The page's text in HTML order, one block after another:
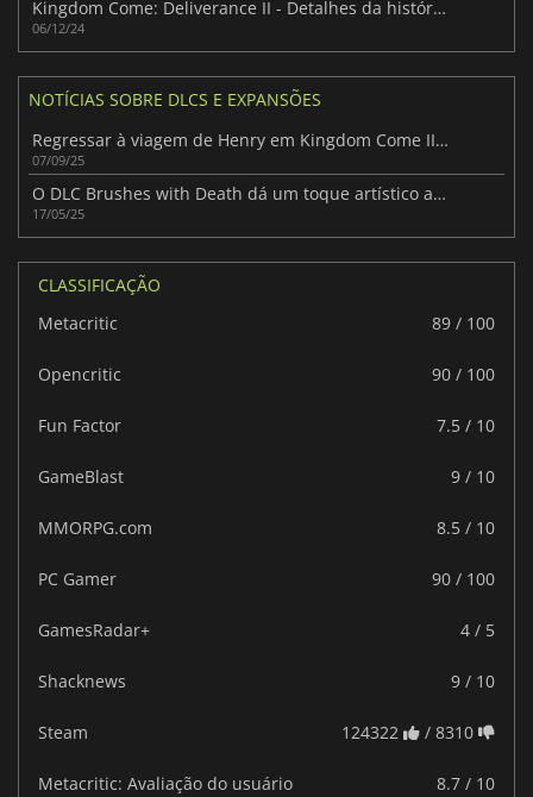
Kingdom Come: Deliverance II - Detalhes da história revelados
06/12/24
NOTÍCIAS SOBRE DLCS E EXPANSÕES
Regressar à viagem de Henry em Kingdom Come II: Legacy of the Forge
07/09/25
O DLC Brushes with Death dá um toque artístico a Kingdom Come: Deliverance II
17/05/25
CLASSIFICAÇÃO
Metacritic
89 / 100
Opencritic 90 / 100
Fun Factor 7.5 / 10
GameBlast 9 / 10
MMORPG.com 8.5 / 10
PC Gamer 90 / 100
GamesRadar+ 4 / 5
Shacknews 9 / 10
Steam 124322 / 8310
Metacritic: Avaliação do usuário 8.7 / 10